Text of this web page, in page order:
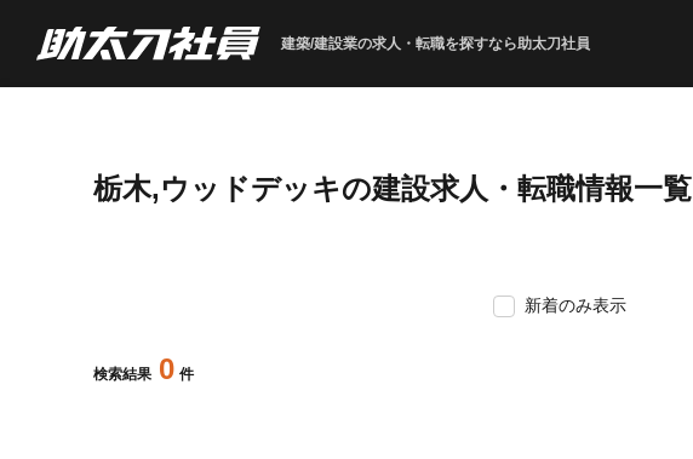
建築/建設業の求人・転職を探すなら助太刀社員
栃木,ウッドデッキの建設求人・転職情報一覧
検索結果 0 件
新着のみ表示